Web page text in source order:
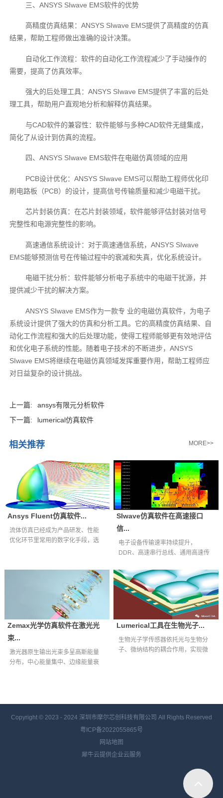
三、ANSYS SIwave EMS软件的优势
高精度仿真结果：ANSYS SIwave EMS提供了高精度的仿真
结果，帮助工程师做出准确的设计决策。
自动化工作流程：软件的自动化工作流程减少了手动操作的
需要，提高了仿真效率。
强大的后处理工具：ANSYS SIwave EMS提供了丰富的后处
理工具，帮助用户直观地分析和解释仿真结果。
与CAD软件的兼容性：软件能够与多种CAD软件无缝集成，
简化了从设计到仿真的流程。
四、ANSYS SIwave EMS软件在电磁仿真领域的应用
PCB设计优化：ANSYS SIwave EMS可以帮助工程师优化印
刷电路板（PCB）的设计，提高信号传输质量和减少电磁干扰。
芯片封装仿真：在芯片封装领域，软件能够评估封装对信号
完整性和电源完整性的影响。
高速通信系统设计：对于高速通信系统，ANSYS SIwave
EMS能够预测信号在传输过程中的衰减和失真，优化系统设计。
电磁干扰分析：软件能够分析电子系统中的电磁干扰源，并
提供减少干扰的解决方案。
ANSYS SIwave EMS作为一款专 业的电磁仿真软件，为电子
系统设计提供了强大的仿真和分析工具。它的高精度仿真结果、自
动化工作流程和强大的后处理功能，使得工程师能够更有效地评估
和优化电子系统的性能。随着电子技术的不断进步，ANSYS
SIwave EMS将继续在电磁仿真领域发挥重要作用，帮助工程师应
对日益复杂的设计挑战。
上一篇:
ansys有限元分析软件
下一篇:
lumerical仿真软件
相关推荐 MORE>>
Ansys Fluent仿真软件...
流体仿真已经成为产品研发、性能
优化环节里常用的数字化手段，选
SIwave仿真软件在高速接口
信...
电子设备传输速率持续提升，
DDR、高速串行总线、通用高速传
Zemax光学仿真软件在激光光
束...
激光器原生输出光束多呈高斯能量
分布，中心能量集中、边缘能量衰
Lumerical工具在生物光子...
生物光子学传感器依托光与生物分
子、微纳结构的耦合作用，实现微
Copyright © 2023 - 2024 深圳市摩尔芯创科技有限公司 All Rights Reserved
粤ICP备2022055865号
网站地图
犀牛云提供企业云服务